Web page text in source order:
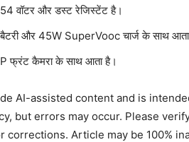
वॉटर और डस्ट रेजिस्टेंट है।
और 45W SuperVooc चार्ज के साथ
फ्रंट कैमरा के साथ आता है।
AI-assisted content and is
but errors may occur. Please
corrections. Article may be 100%